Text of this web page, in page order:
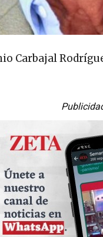
Carbajal